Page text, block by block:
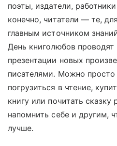
поэты, издатели,
конечно, читатели — те,
главным источником
День книголюбов
презентации новых
писателями. Можно просто
погрузиться в чтение,
книгу или почитать сказку
напомнить себе и другим,
лучше.